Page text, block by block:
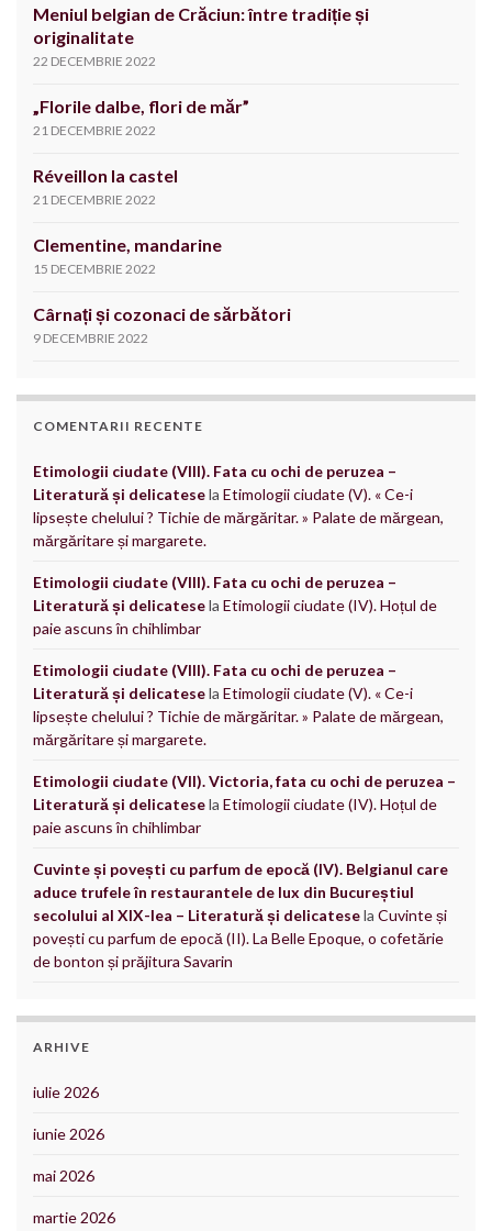
Meniul belgian de Crăciun: între tradiție și
originalitate
22 DECEMBRIE 2022
„Florile dalbe, flori de măr”
21 DECEMBRIE 2022
Réveillon la castel
21 DECEMBRIE 2022
Clementine, mandarine
15 DECEMBRIE 2022
Cârnați și cozonaci de sărbători
9 DECEMBRIE 2022
COMENTARII RECENTE
Etimologii ciudate (VIII). Fata cu ochi de peruzea –
Literatură și delicatesela Etimologii ciudate (V). « Ce-i
lipsește chelului ? Tichie de mărgăritar. » Palate de mărgean,
mărgăritare și margarete.
Etimologii ciudate (VIII). Fata cu ochi de peruzea –
Literatură și delicatesela Etimologii ciudate (IV). Hoțul de
paie ascuns în chihlimbar
Etimologii ciudate (VIII). Fata cu ochi de peruzea –
Literatură și delicatesela Etimologii ciudate (V). « Ce-i
lipsește chelului ? Tichie de mărgăritar. » Palate de mărgean,
mărgăritare și margarete.
Etimologii ciudate (VII). Victoria, fata cu ochi de peruzea –
Literatură și delicatesela Etimologii ciudate (IV). Hoțul de
paie ascuns în chihlimbar
Cuvinte și povești cu parfum de epocă (IV). Belgianul care
aduce trufele în restaurantele de lux din Bucureștiul
secolului al XIX-lea – Literatură și delicatesela Cuvinte și
povești cu parfum de epocă (II). La Belle Epoque, o cofetărie
de bonton și prăjitura Savarin
ARHIVE
iulie 2026
iunie 2026
mai 2026
martie 2026